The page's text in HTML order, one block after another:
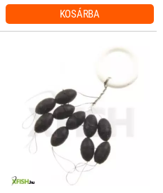
KOSÁRBA